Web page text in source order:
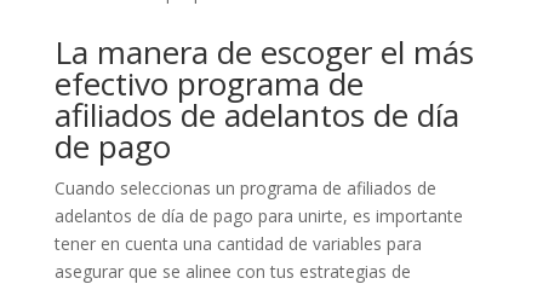
La manera de escoger el más
efectivo programa de
afiliados de adelantos de día
de pago
Cuando seleccionas un programa de afiliados de
adelantos de día de pago para unirte, es importante
tener en cuenta una cantidad de variables para
asegurar que se alinee con tus estrategias de